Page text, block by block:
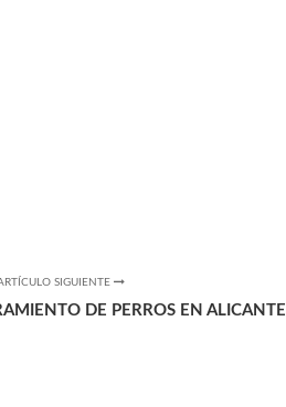
SIGUIENTE
DE PERROS EN ALICANTE